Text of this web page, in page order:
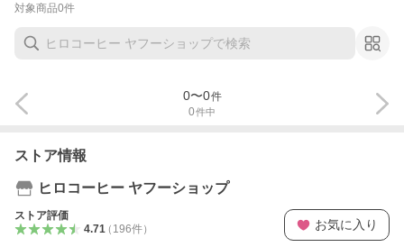
対象商品0件
0件中
0〜0件
ストア情報
ヒロコーヒー ヤフーショップ
ストア評価
4.71（ 196件） お気に入り